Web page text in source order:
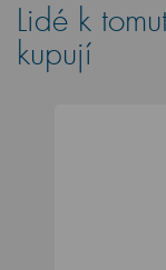
Lidé k
kupují